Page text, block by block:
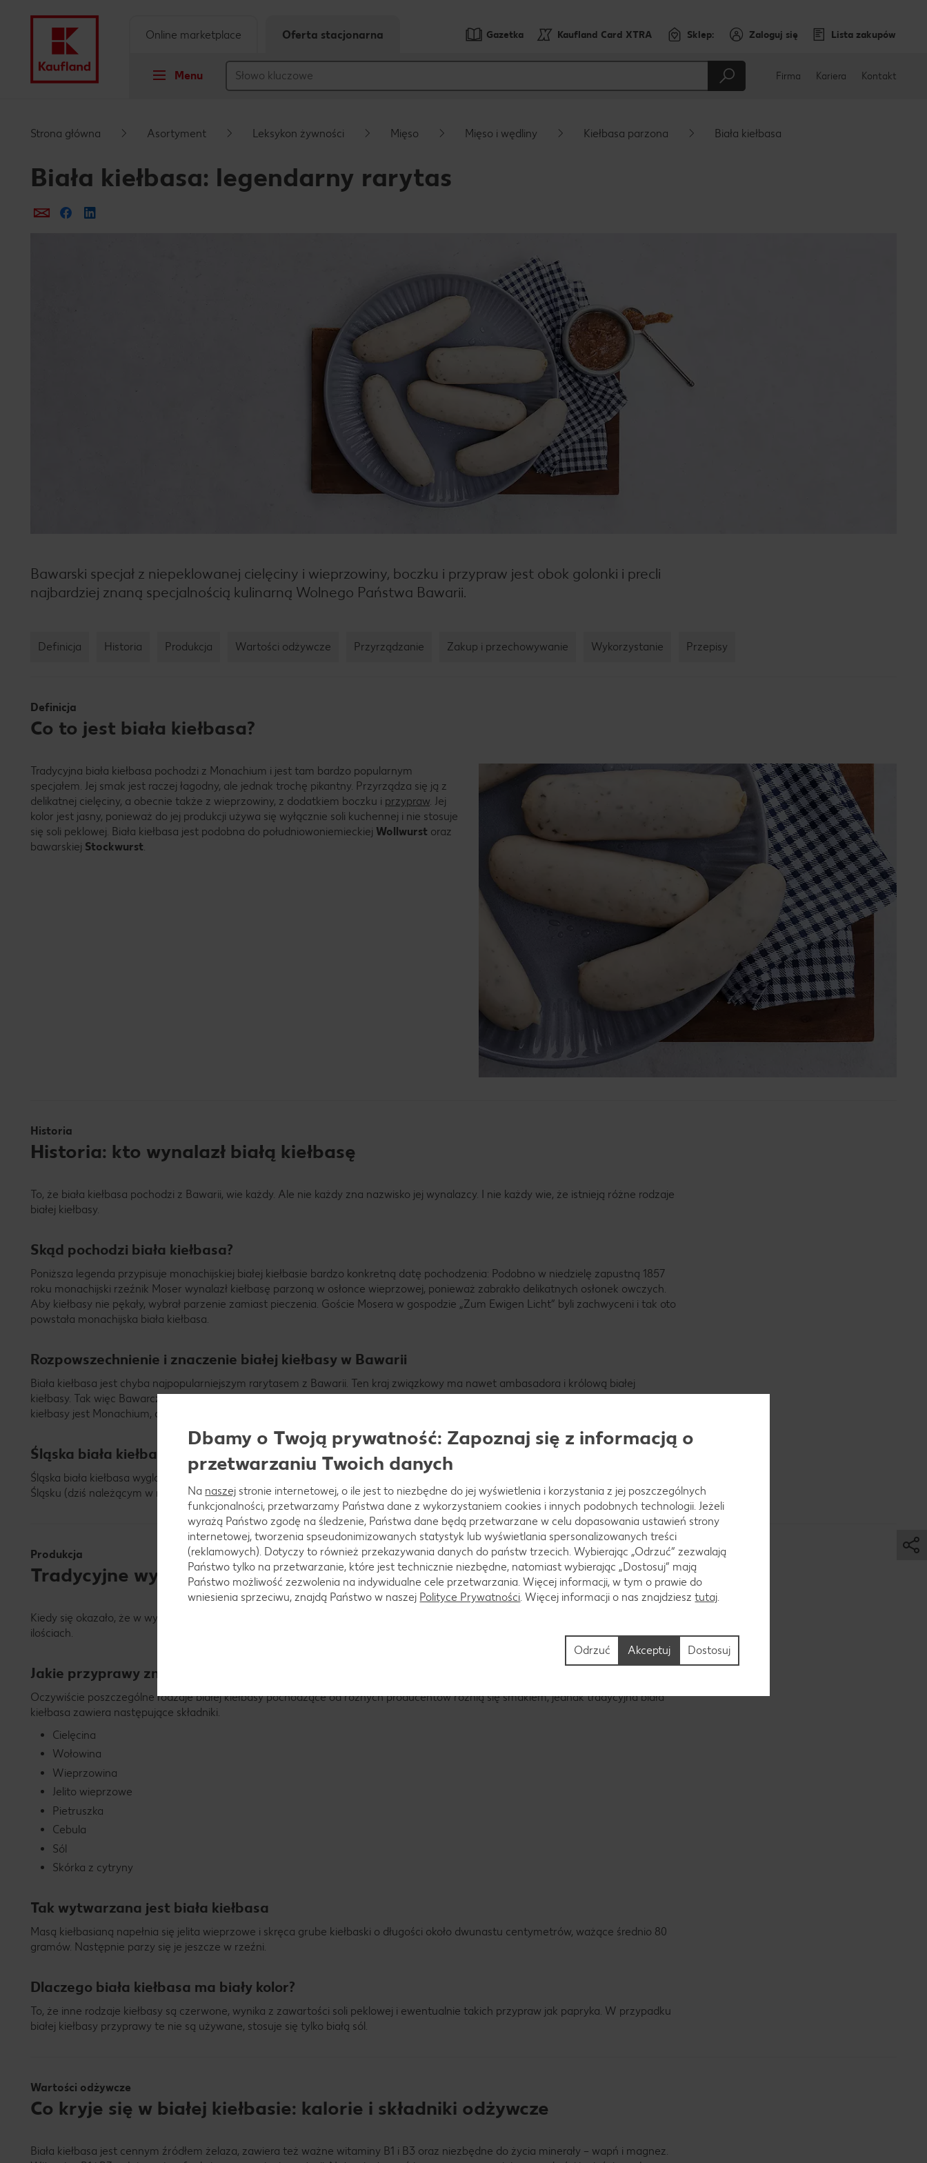
Gazetka Kaufland Card XTRA Sklep: Zaloguj się Lista zakupów
Menu
Online marketplace Oferta stacjonarna
Firma Kariera Kontakt
Strona główna Asortyment Leksykon żywności Mięso Mięso i wędliny Kiełbasa parzona Biała kiełbasa
Biała kiełbasa: legendarny rarytas
Prześlij e-mailem
Udostępnij na Facebooku
Bawarski specjał z niepeklowanej cielęciny i wieprzowiny, boczku i przypraw jest obok golonki i precli
najbardziej znaną specjalnością kulinarną Wolnego Państwa Bawarii.
Definicja Historia Produkcja Wartości odżywcze Przyrządzanie Zakup i przechowywanie Wykorzystanie Przepisy
Definicja
Co to jest biała kiełbasa?
Tradycyjna biała kiełbasa pochodzi z Monachium i jest tam bardzo popularnym
specjałem. Jej smak jest raczej łagodny, ale jednak trochę pikantny. Przyrządza się ją z
delikatnej cielęciny, a obecnie także z wieprzowiny, z dodatkiem boczku i przypraw. Jej
kolor jest jasny, ponieważ do jej produkcji używa się wyłącznie soli kuchennej i nie stosuje
się soli peklowej. Biała kiełbasa jest podobna do południowoniemieckiej Wollwurst oraz
bawarskiej Stockwurst.
Historia
Historia: kto wynalazł białą kiełbasę
To, że biała kiełbasa pochodzi z Bawarii, wie każdy. Ale nie każdy zna nazwisko jej wynalazcy. I nie każdy wie, że istnieją różne rodzaje
białej kiełbasy.
Skąd pochodzi biała kiełbasa?
Poniższa legenda przypisuje monachijskiej białej kiełbasie bardzo konkretną datę pochodzenia: Podobno w niedzielę zapustną 1857
roku monachijski rzeźnik Moser wynalazł kiełbasę parzoną w osłonce wieprzowej, ponieważ zabrakło delikatnych osłonek owczych.
Aby kiełbasy nie pękały, wybrał parzenie zamiast pieczenia. Goście Mosera w gospodzie „Zum Ewigen Licht” byli zachwyceni i tak oto
powstała monachijska biała kiełbasa.
Rozpowszechnienie i znaczenie białej kiełbasy w Bawarii
Biała kiełbasa jest chyba najpopularniejszym rarytasem z Bawarii. Ten kraj związkowy ma nawet ambasadora i królową białej
kiełbasy. Tak więc Bawarczycy są dumni ze swojego kulinarnego symbolu, z którym wiąże się ich tradycja i historia. „Stolicą” białej
kiełbasy jest Monachium, ale jest ona popularna w całej Bawarii, a także chętnie spożywana w Szwabii.
Śląska biała kiełbasa: świąteczny przysmak
Śląska biała kiełbasa wygląda podobnie do bawarskiej, ale jest trochę cieńsza i dłuższa oraz nie gotuje się jej, lecz smaży. Dawniej na
Śląsku (dziś należącym w największej części do Polski) była to tradycyjna potrawa podawana w czasie Świąt Bożego Narodzenia.
Produkcja
Tradycyjne wytwarzanie białej kiełbasy
Kiedy się okazało, że w wyniku awaryjnego rozwiązania powstał smaczny produkt, zaczęto produkować białą kiełbasę w dużych
ilościach.
Jakie przyprawy znajdują się w białej kiełbasie?
Oczywiście poszczególne rodzaje białej kiełbasy pochodzące od różnych producentów różnią się smakiem, jednak tradycyjna biała
kiełbasa zawiera następujące składniki.
Cielęcina
Wołowina
Wieprzowina
Jelito wieprzowe
Pietruszka
Cebula
Sól
Skórka z cytryny
Tak wytwarzana jest biała kiełbasa
Masą kiełbasianą napełnia się jelita wieprzowe i skręca grube kiełbaski o długości około dwunastu centymetrów, ważące średnio 80
gramów. Następnie parzy się je jeszcze w rzeźni.
Dlaczego biała kiełbasa ma biały kolor?
To, że inne rodzaje kiełbasy są czerwone, wynika z zawartości soli peklowej i ewentualnie takich przypraw jak papryka. W przypadku
białej kiełbasy przyprawy te nie są używane, stosuje się tylko białą sól.
Wartości odżywcze
Co kryje się w białej kiełbasie: kalorie i składniki odżywcze
Biała kiełbasa jest cennym źródłem żelaza, zawiera też ważne witaminy B1 i B3 oraz niezbędne do życia minerały – wapń i magnez.
Dbamy o Twoją prywatność: Zapoznaj się z informacją o
przetwarzaniu Twoich danych
Na naszej stronie internetowej, o ile jest to niezbędne do jej wyświetlenia i korzystania z jej poszczególnych
funkcjonalności, przetwarzamy Państwa dane z wykorzystaniem cookies i innych podobnych technologii. Jeżeli
wyrażą Państwo zgodę na śledzenie, Państwa dane będą przetwarzane w celu dopasowania ustawień strony
internetowej, tworzenia spseudonimizowanych statystyk lub wyświetlania spersonalizowanych treści
(reklamowych). Dotyczy to również przekazywania danych do państw trzecich. Wybierając „Odrzuć“ zezwalają
Państwo tylko na przetwarzanie, które jest technicznie niezbędne, natomiast wybierając „Dostosuj” mają
Państwo możliwość zezwolenia na indywidualne cele przetwarzania. Więcej informacji, w tym o prawie do
wniesienia sprzeciwu, znajdą Państwo w naszej Polityce Prywatności. Więcej informacji o nas znajdziesztutaj.
Dostosuj
Odrzuć Akceptuj